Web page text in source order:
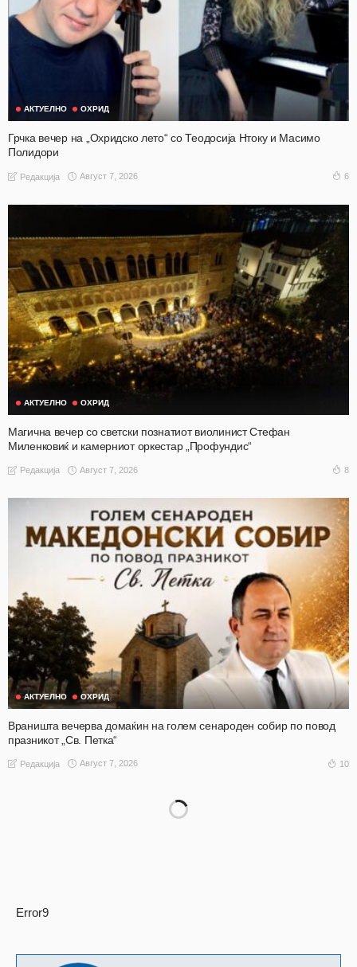
АКТУЕЛНО ОХРИД
Грчка вечер на „Охридско лето“ со Теодосија Нтоку и Масимо
Полидори
Редакција Август 7, 2026 6
АКТУЕЛНО ОХРИД
Магична вечер со светски познатиот виолинист Стефан
Миленковиќ и камерниот оркестар „Профундис“
Редакција Август 7, 2026 8
АКТУЕЛНО ОХРИД
Враништа вечерва домаќин на голем сенароден собир по повод
празникот „Св. Петка“
Редакција Август 7, 2026 10
Error9